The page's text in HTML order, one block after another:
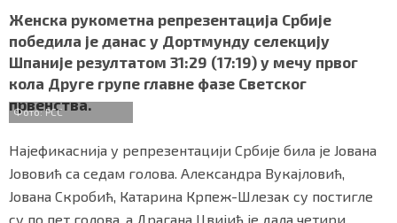
c
e
b
o
o
k
i
t
t
e
r
a
s
A
p
p
b
e
r
a
r
e
Женска рукометна репрезентација Србије
победила је данас у Дортмунду селекцију
Шпаније резултатом 31:29 (17:19) у мечу првог
кола Друге групе главне фазе Светског
првенства.
Фото: РСС
Најефикаснија у репрезентацији Србије била је Јована
Јововић са седам голова. Александра Вукајловић,
Јована Скробић, Катарина Крпеж-Шлезак су постигле
су по пет голова, а Драгана Цвијић је дала четири.
ВИДЕО
СПЕЦИЈАЛИ
БЛОГ
СРБИЈА